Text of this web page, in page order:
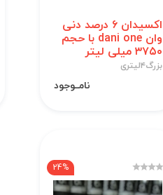
اکسیدان ۶ درصد دنی
وان dani one با حجم
۳۷۵۰ میلی لیتر
بزرگ۴لیتری
نامــوجود
24%